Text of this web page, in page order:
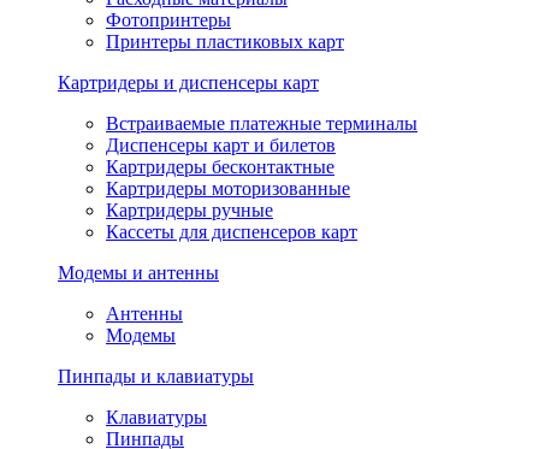
Фотопринтеры
Принтеры пластиковых карт
Картридеры и диспенсеры карт
Встраиваемые платежные терминалы
Диспенсеры карт и билетов
Картридеры бесконтактные
Картридеры моторизованные
Картридеры ручные
Кассеты для диспенсеров карт
Модемы и антенны
Антенны
Модемы
Пинпады и клавиатуры
Клавиатуры
Пинпады